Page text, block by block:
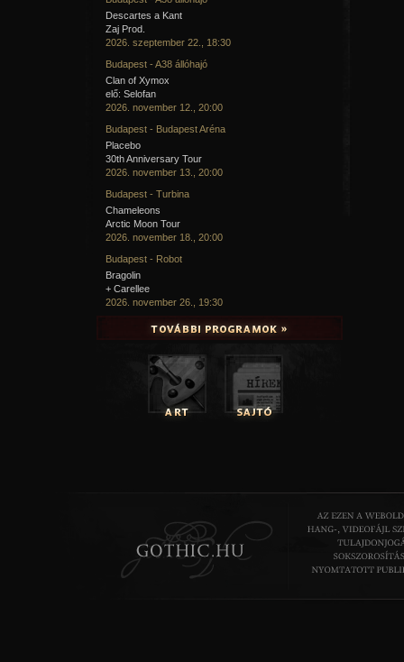
Descartes a Kant
Zaj Prod.
2026. szeptember 22., 18:30
Budapest - A38 állóhajó
Clan of Xymox
elő: Selofan
2026. november 12., 20:00
Budapest - Budapest Aréna
Placebo
30th Anniversary Tour
2026. november 13., 20:00
Budapest - Turbina
Chameleons
Arctic Moon Tour
2026. november 18., 20:00
Budapest - Robot
Bragolin
+ Carellee
2026. november 26., 19:30